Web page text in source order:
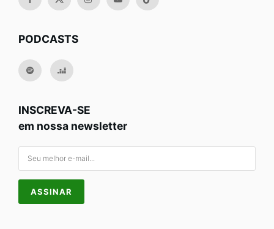
PODCASTS
INSCREVA-SE
em nossa newsletter